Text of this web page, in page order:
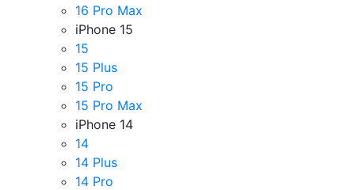
16 Pro Max
iPhone 15
15
15 Plus
15 Pro
15 Pro Max
iPhone 14
14
14 Plus
14 Pro